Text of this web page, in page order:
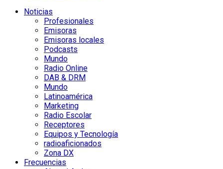
Noticias
Profesionales
Emisoras
Emisoras locales
Podcasts
Mundo
Radio Online
DAB & DRM
Mundo
Latinoamérica
Marketing
Radio Escolar
Receptores
Equipos y Tecnología
radioaficionados
Zona DX
Frecuencias